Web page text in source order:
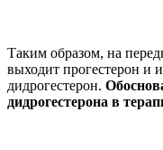
Таким образом, на
выходит прогестерон и
дидрогестерон.
дидрогестерона в